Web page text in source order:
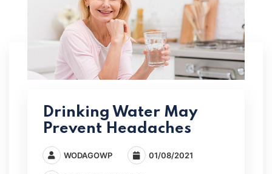
Drinking Water May
Prevent Headaches
WODAGOWP 01/08/2021